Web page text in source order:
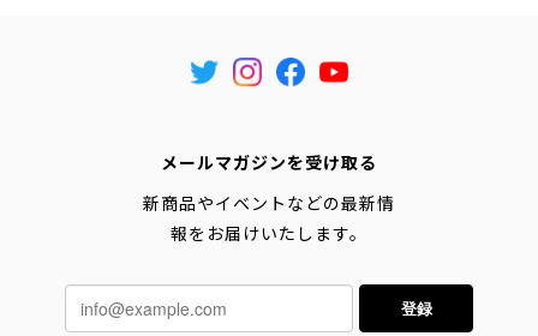
メールマガジンを受け取る
新商品やイベントなどの最新情
報をお届けいたします。
登録